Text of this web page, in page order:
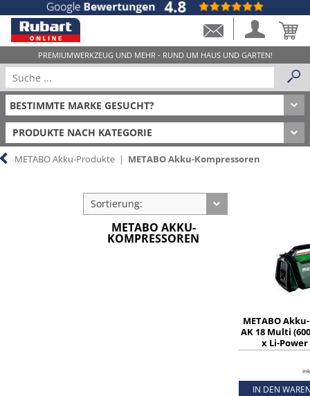
PRODUKTE NACH KATEGORIE
METABO Akku-Produkte | METABO Akku-Kompressoren
Sortierung:
METABO AKKU-
KOMPRESSOREN
METABO
AK 18 Multi
x Li-Power
IN DEN